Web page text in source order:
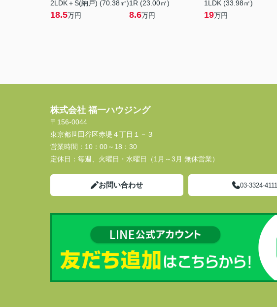
2LDK＋S(納戸) (70.38㎡)
18.5万円
1R (23.00㎡)
8.6万円
1LDK (33.98㎡)
19万円
株式会社 福一ハウジング
〒156-0044
東京都世田谷区赤堤４丁目１－３
営業時間： 10：00～18：30
定休日： 毎週、火曜日・水曜日（1月～3月 無休営業）
お問い合わせ 03-3324-4111